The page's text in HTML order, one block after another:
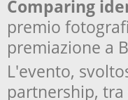
Comparing
premio
premiazione a
L'evento,
partnership,